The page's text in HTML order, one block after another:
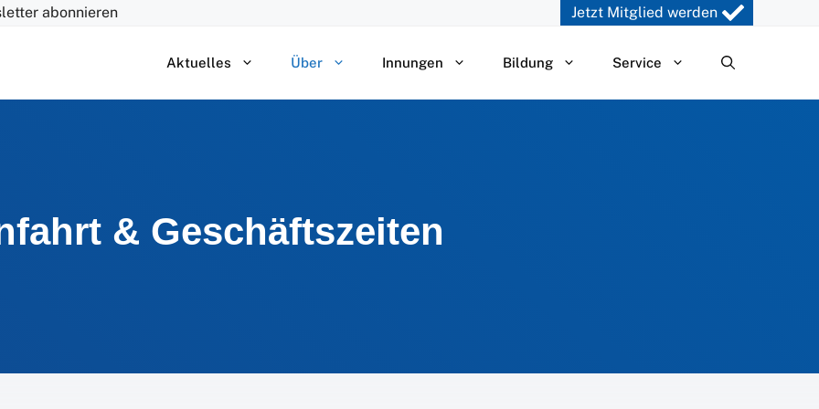
abonnieren Jetzt Mitglied werden
Aktuelles Über Innungen Bildung Service
& Geschäftszeiten